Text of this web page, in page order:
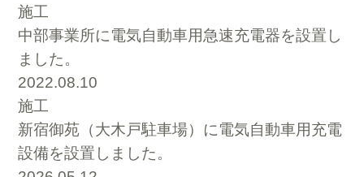
施工
中部事業所に電気自動車用急速充電器を設置し
ました。
2022.08.10
施工
新宿御苑（大木戸駐車場）に電気自動車用充電
設備を設置しました。